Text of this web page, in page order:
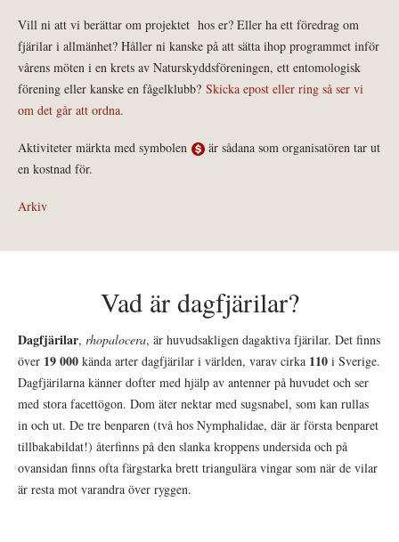
Vill ni att vi berättar om projektet hos er? Eller ha ett föredrag om
fjärilar i allmänhet? Håller ni kanske på att sätta ihop programmet inför
vårens möten i en krets av Naturskyddsföreningen, ett entomologisk
förening eller kanske en fågelklubb? Skicka epost eller ring så ser vi
om det går att ordna.
Aktiviteter märkta med symbolen
är sådana som organisatören tar ut
en kostnad för.
Arkiv
Vad är dagfjärilar?
Dagfjärilar, rhopalocera, är huvudsakligen dagaktiva fjärilar. Det finns
över 19 000 kända arter dagfjärilar i världen, varav cirka 110 i Sverige.
Dagfjärilarna känner dofter med hjälp av antenner på huvudet och ser
med stora facettögon. Dom äter nektar med sugsnabel, som kan rullas
in och ut. De tre benparen (två hos Nymphalidae, där är första benparet
tillbakabildat!) återfinns på den slanka kroppens undersida och på
ovansidan finns ofta färgstarka brett triangulära vingar som när de vilar
är resta mot varandra över ryggen.